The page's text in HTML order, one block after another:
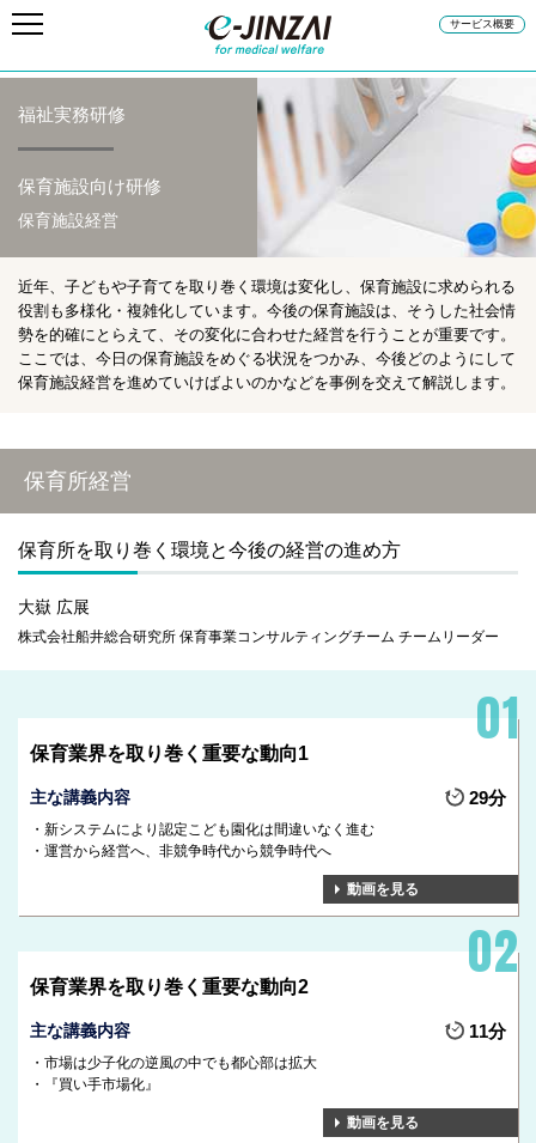
サービス概要
福祉実務研修
保育施設向け研修
保育施設経営
近年、子どもや子育てを取り巻く環境は変化し、保育施設に求められる
役割も多様化・複雑化しています。今後の保育施設は、そうした社会情
勢を的確にとらえて、その変化に合わせた経営を行うことが重要です。
ここでは、今日の保育施設をめぐる状況をつかみ、今後どのようにして
保育施設経営を進めていけばよいのかなどを事例を交えて解説します。
保育所経営
保育所を取り巻く環境と今後の経営の進め方
大嶽 広展
株式会社船井総合研究所 保育事業コンサルティングチーム チームリーダー
保育業界を取り巻く重要な動向1
主な講義内容 29分
新システムにより認定こども園化は間違いなく進む
運営から経営へ、非競争時代から競争時代へ
動画を見る
保育業界を取り巻く重要な動向2
主な講義内容 11分
市場は少子化の逆風の中でも都心部は拡大
『買い手市場化』
動画を見る